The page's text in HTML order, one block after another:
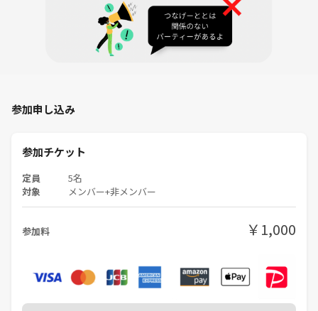
参加申し込み
参加チケット
定員 5名
対象 メンバー+非メンバー
参加料 ￥1,000